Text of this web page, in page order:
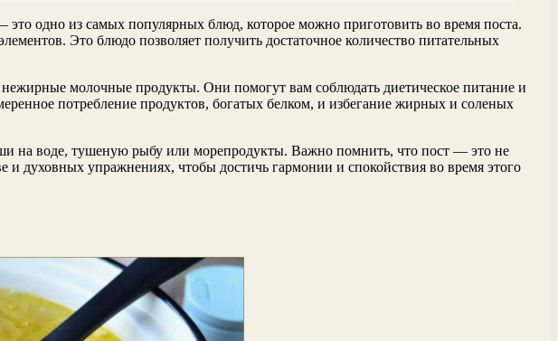
одно из самых популярных блюд, которое можно приготовить во время поста.
Это блюдо позволяет получить достаточное количество питательных
молочные продукты. Они помогут вам соблюдать диетическое питание и
потребление продуктов, богатых белком, и избегание жирных и соленых
на воде, тушеную рыбу или морепродукты. Важно помнить, что пост — это не
и духовных упражнениях, чтобы достичь гармонии и спокойствия во время этого